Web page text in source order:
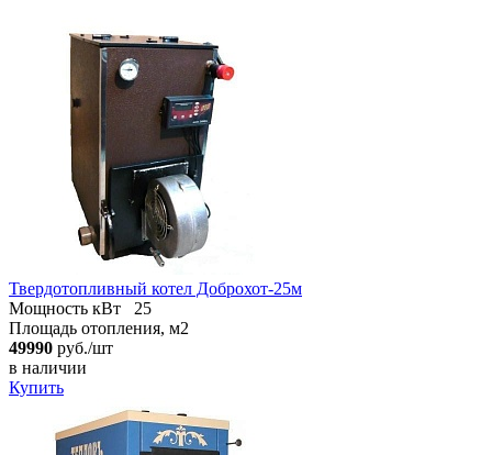
Твердотопливный котел Доброхот-25м
Мощность кВт
25
Площадь отопления, м2
49990 руб./шт
в наличии
Купить